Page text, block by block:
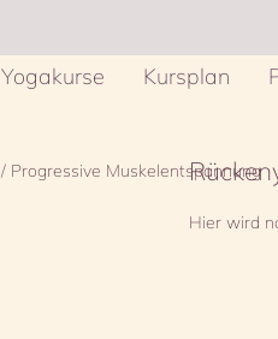
Yogakurse Kursplan
Hier wird